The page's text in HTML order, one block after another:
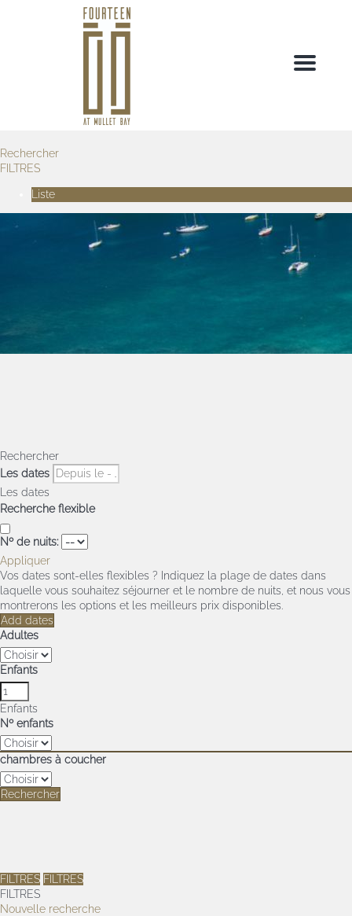
Menu
Rechercher
FILTRES
Rechercher
Les dates
Les dates
Recherche flexible
Nº de nuits:
Appliquer
Vos dates sont-elles flexibles ? Indiquez la plage de dates dans
laquelle vous souhaitez séjourner et le nombre de nuits, et nous vous
montrerons les options et les meilleurs prix disponibles.
Add dates
Adultes
Enfants
Enfants
Nº enfants
chambres à coucher
Rechercher
Liste
FILTRES FILTRES
FILTRES
Nouvelle recherche